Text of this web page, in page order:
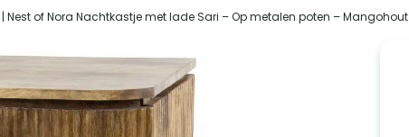
| Nest of Nora Nachtkastje met lade Sari – Op metalen poten – Mangohout